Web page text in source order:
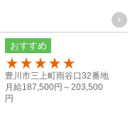
歴書や入社手続きに必
ーム、メール、口頭
おすすめ
100
豊川市三上町雨谷口32番地
月給187,500円～203,500
円